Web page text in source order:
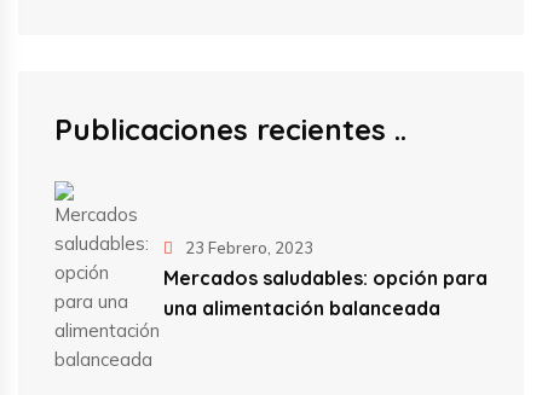
Publicaciones recientes
23 Febrero, 2023
Mercados saludables: opción para
una alimentación balanceada